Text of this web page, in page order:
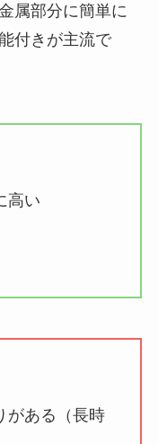
属部分に簡単に
付きが主流で
高い
がある（長時